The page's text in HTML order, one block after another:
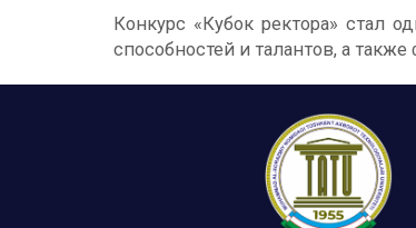
Конкурс «Кубок ректора»
способностей и талантов, а